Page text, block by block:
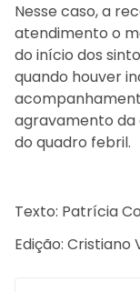
Nesse caso, a
atendimento o
do início dos
quando houver
agravamento da
do quadro febril.
Texto: Patrícia
Edição: Cristiano